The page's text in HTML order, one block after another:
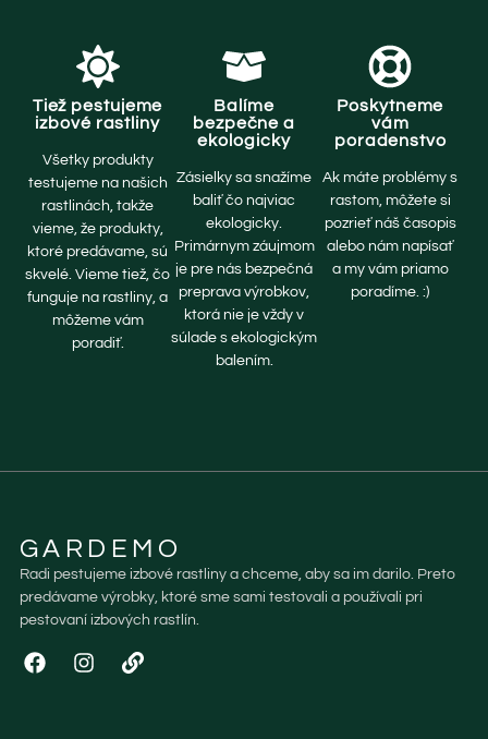
Tiež pestujeme
izbové rastliny
Všetky produkty
testujeme na našich
rastlinách, takže
vieme, že produkty,
ktoré predávame, sú
skvelé. Vieme tiež, čo
funguje na rastliny, a
môžeme vám
poradiť.
Balíme
bezpečne a
ekologicky
Zásielky sa snažíme
baliť čo najviac
ekologicky.
Primárnym záujmom
je pre nás bezpečná
preprava výrobkov,
ktorá nie je vždy v
súlade s ekologickým
balením.
Poskytneme
vám
poradenstvo
Ak máte problémy s
rastom, môžete si
pozrieť náš časopis
alebo nám napísať
a my vám priamo
poradíme. :)
GARDEMO
Radi pestujeme izbové rastliny a chceme, aby sa im darilo. Preto
predávame výrobky, ktoré sme sami testovali a používali pri
pestovaní izbových rastlín.